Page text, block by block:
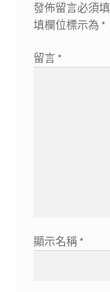
發佈留言必須
填欄位標示為 *
留言 *
顯示名稱 *